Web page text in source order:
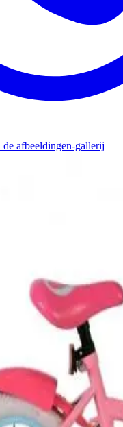
de afbeeldingen-gallerij